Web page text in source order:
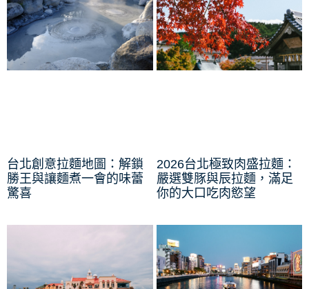
台北創意拉麵地圖：解鎖
勝王與讓麵煮一會的味蕾
驚喜
2026台北極致肉盛拉麵：
嚴選雙豚與辰拉麵，滿足
你的大口吃肉慾望